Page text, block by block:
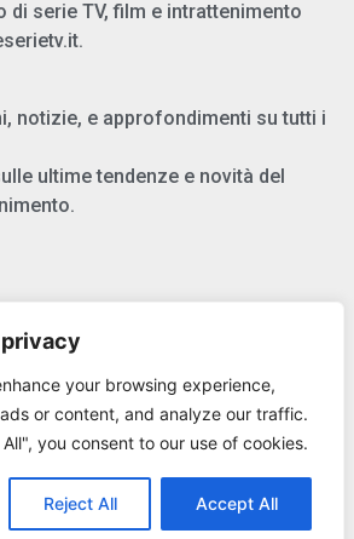
your browsing experience,
or content, and analyze our traffic.
you consent to our use of cookies.
Reject All Accept All
di serie TV, film e intrattenimento
notizie, e approfondimenti su tutti i
ultime tendenze e novità del
Policy
Policy